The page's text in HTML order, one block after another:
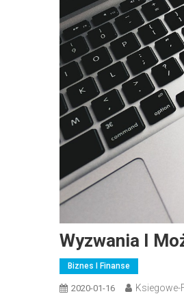
Wyzwania I
Biznes I Finanse
2020-01-16 Ksiegowe-